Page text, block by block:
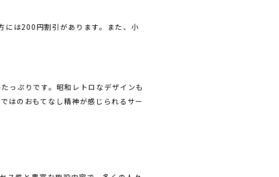
には200円割引があります。また、小
っぷりです。昭和レトロなデザインも
はのおもてなし精神が感じられるサー